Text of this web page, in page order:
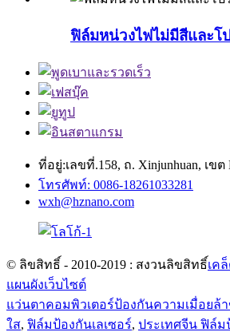
ฟิล์มหน่วงไฟไม่มีสีและโ
ที่อยู่:เลขที่.158, ถ. Xinjunhuan, เขต
โทรศัพท์: 0086-18261033281
wxh@hznano.com
© ลิขสิทธิ์ - 2010-2019 : สงวนลิขสิทธิ์เค
แผนผังเว็บไซต์
แว่นตาคอมพิวเตอร์ป้องกันความเมื่อยล้
ใส, ฟิล์มป้องกันเลเซอร์, ประเทศจีน ฟิล์ม